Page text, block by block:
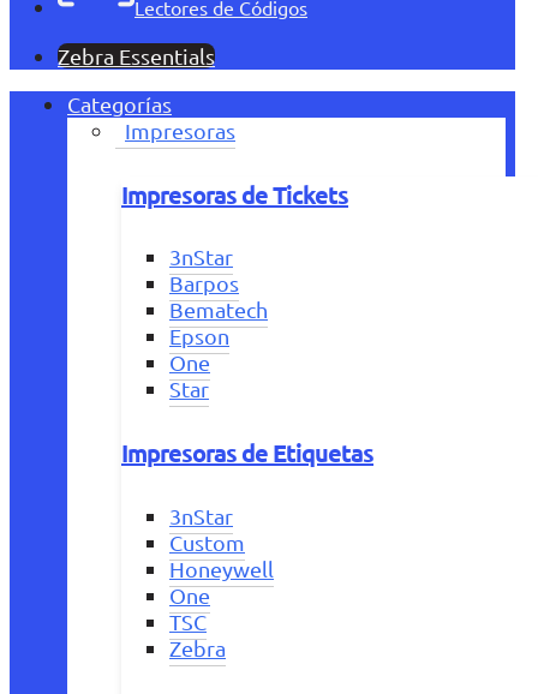
Lectores de Códigos
Zebra Essentials
Categorías
Impresoras
Impresoras de Tickets
3nStar
Barpos
Bematech
Epson
One
Star
Impresoras de Etiquetas
3nStar
Custom
Honeywell
One
TSC
Zebra